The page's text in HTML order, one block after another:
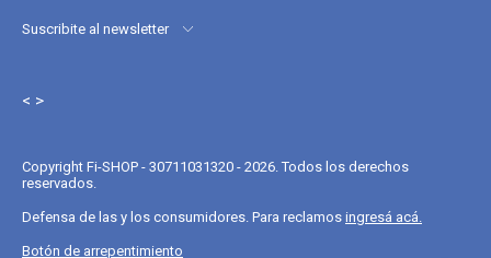
Suscribite al newsletter
< >
Copyright Fi-SHOP - 30711031320 - 2026. Todos los derechos
reservados.
Defensa de las y los consumidores. Para reclamos ingresá acá.
Botón de arrepentimiento